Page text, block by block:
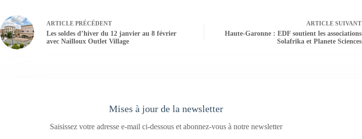
ARTICLE PRÉCÉDENT
Les soldes d’hiver du 12 janvier au 8 février
avec Nailloux Outlet Village
ARTICLESUIVANT
Haute-Garonne : EDF soutient les associations
Solafrika et Planete Sciences
Mises à jour de la newsletter
Saisissez votre adresse e-mail ci-dessous et abonnez-vous à notre newsletter